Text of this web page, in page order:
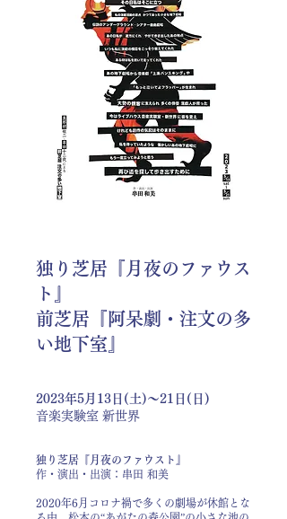
独り 芝居『
月夜のファウス
ト』
前芝居『阿 呆劇・注文の多
い地下室』
2023年5月13日(土)〜21日(日)
音楽実験室 新世界
独り芝居『月夜のファウスト』
作・演出・出演：串田 和美
2020年6月コロナ禍で多くの劇場が休館とな